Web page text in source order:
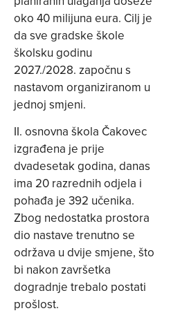
oko 40 milijuna eura. Cilj je
da sve gradske škole
školsku godinu
2027./2028. započnu s
nastavom organiziranom u
jednoj smjeni.
II. osnovna škola Čakovec
izgrađena je prije
dvadesetak godina, danas
ima 20 razrednih odjela i
pohađa je 392 učenika.
Zbog nedostatka prostora
dio nastave trenutno se
održava u dvije smjene, što
bi nakon završetka
dogradnje trebalo postati
prošlost.